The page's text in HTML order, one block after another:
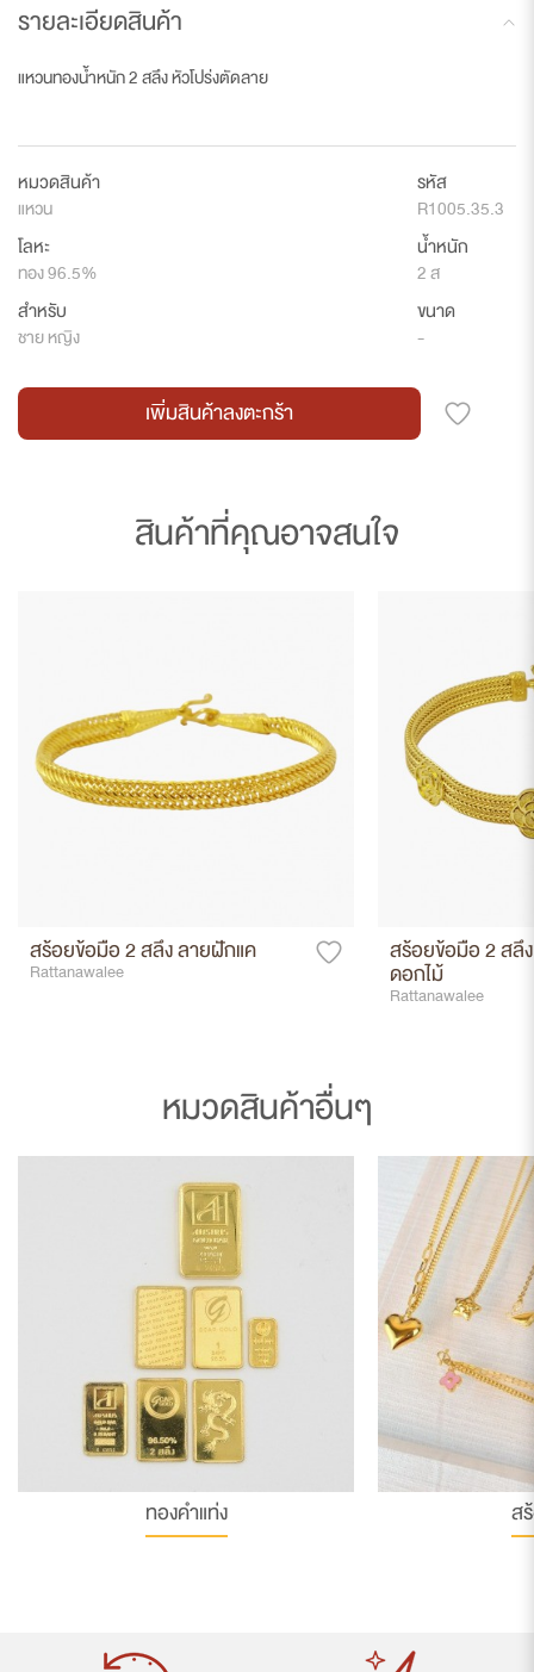
รายละเอียดสินค้า
แหวนทองน้ำหนัก 2 สลึง หัวโปร่งตัดลาย
หมวดสินค้า
แหวน
โลหะ
ทอง 96.5%
สำหรับ
ชาย หญิง
รหัส
R1005.35.3
น้ำหนัก
2 ส
ขนาด
-
เพิ่มสินค้าลงตะกร้า
สินค้าที่คุณอาจสนใจ
สร้อยข้อมือ 2 สลึง ลายฝักแค
Rattanawalee
สร้อยข้อมือ 2 สลึ
ดอกไม้
Rattanawalee
หมวดสินค้าอื่นๆ
ทองคำแท่ง ส